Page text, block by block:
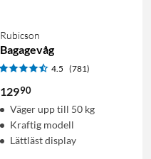
Rubicson
Bagagevåg
4.5 (781)
12990
Väger upp till 50 kg
Kraftig modell
Lättläst display